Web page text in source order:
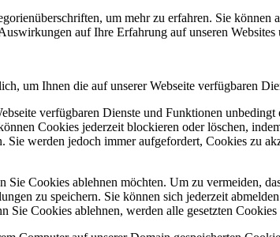
um mehr zu erfahren. Sie können
auf Ihre Erfahrung auf unseren
um Ihnen die auf unserer Webseite verfügbaren
verfügbaren Dienste und Funktionen
Cookies jederzeit blockieren oder löschen,
Sie werden jedoch immer aufgefordert, Cookies zu
Sie Cookies ablehnen möchten. Um zu vermeiden,
zu speichern. Sie können sich jederzeit
Sie Cookies ablehnen, werden alle gesetzten